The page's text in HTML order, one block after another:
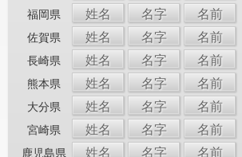
福岡県 姓名 名字 名前
佐賀県 姓名 名字 名前
長崎県 姓名 名字 名前
熊本県 姓名 名字 名前
大分県 姓名 名字 名前
宮崎県 姓名 名字 名前
鹿児島県 姓名 名字 名前